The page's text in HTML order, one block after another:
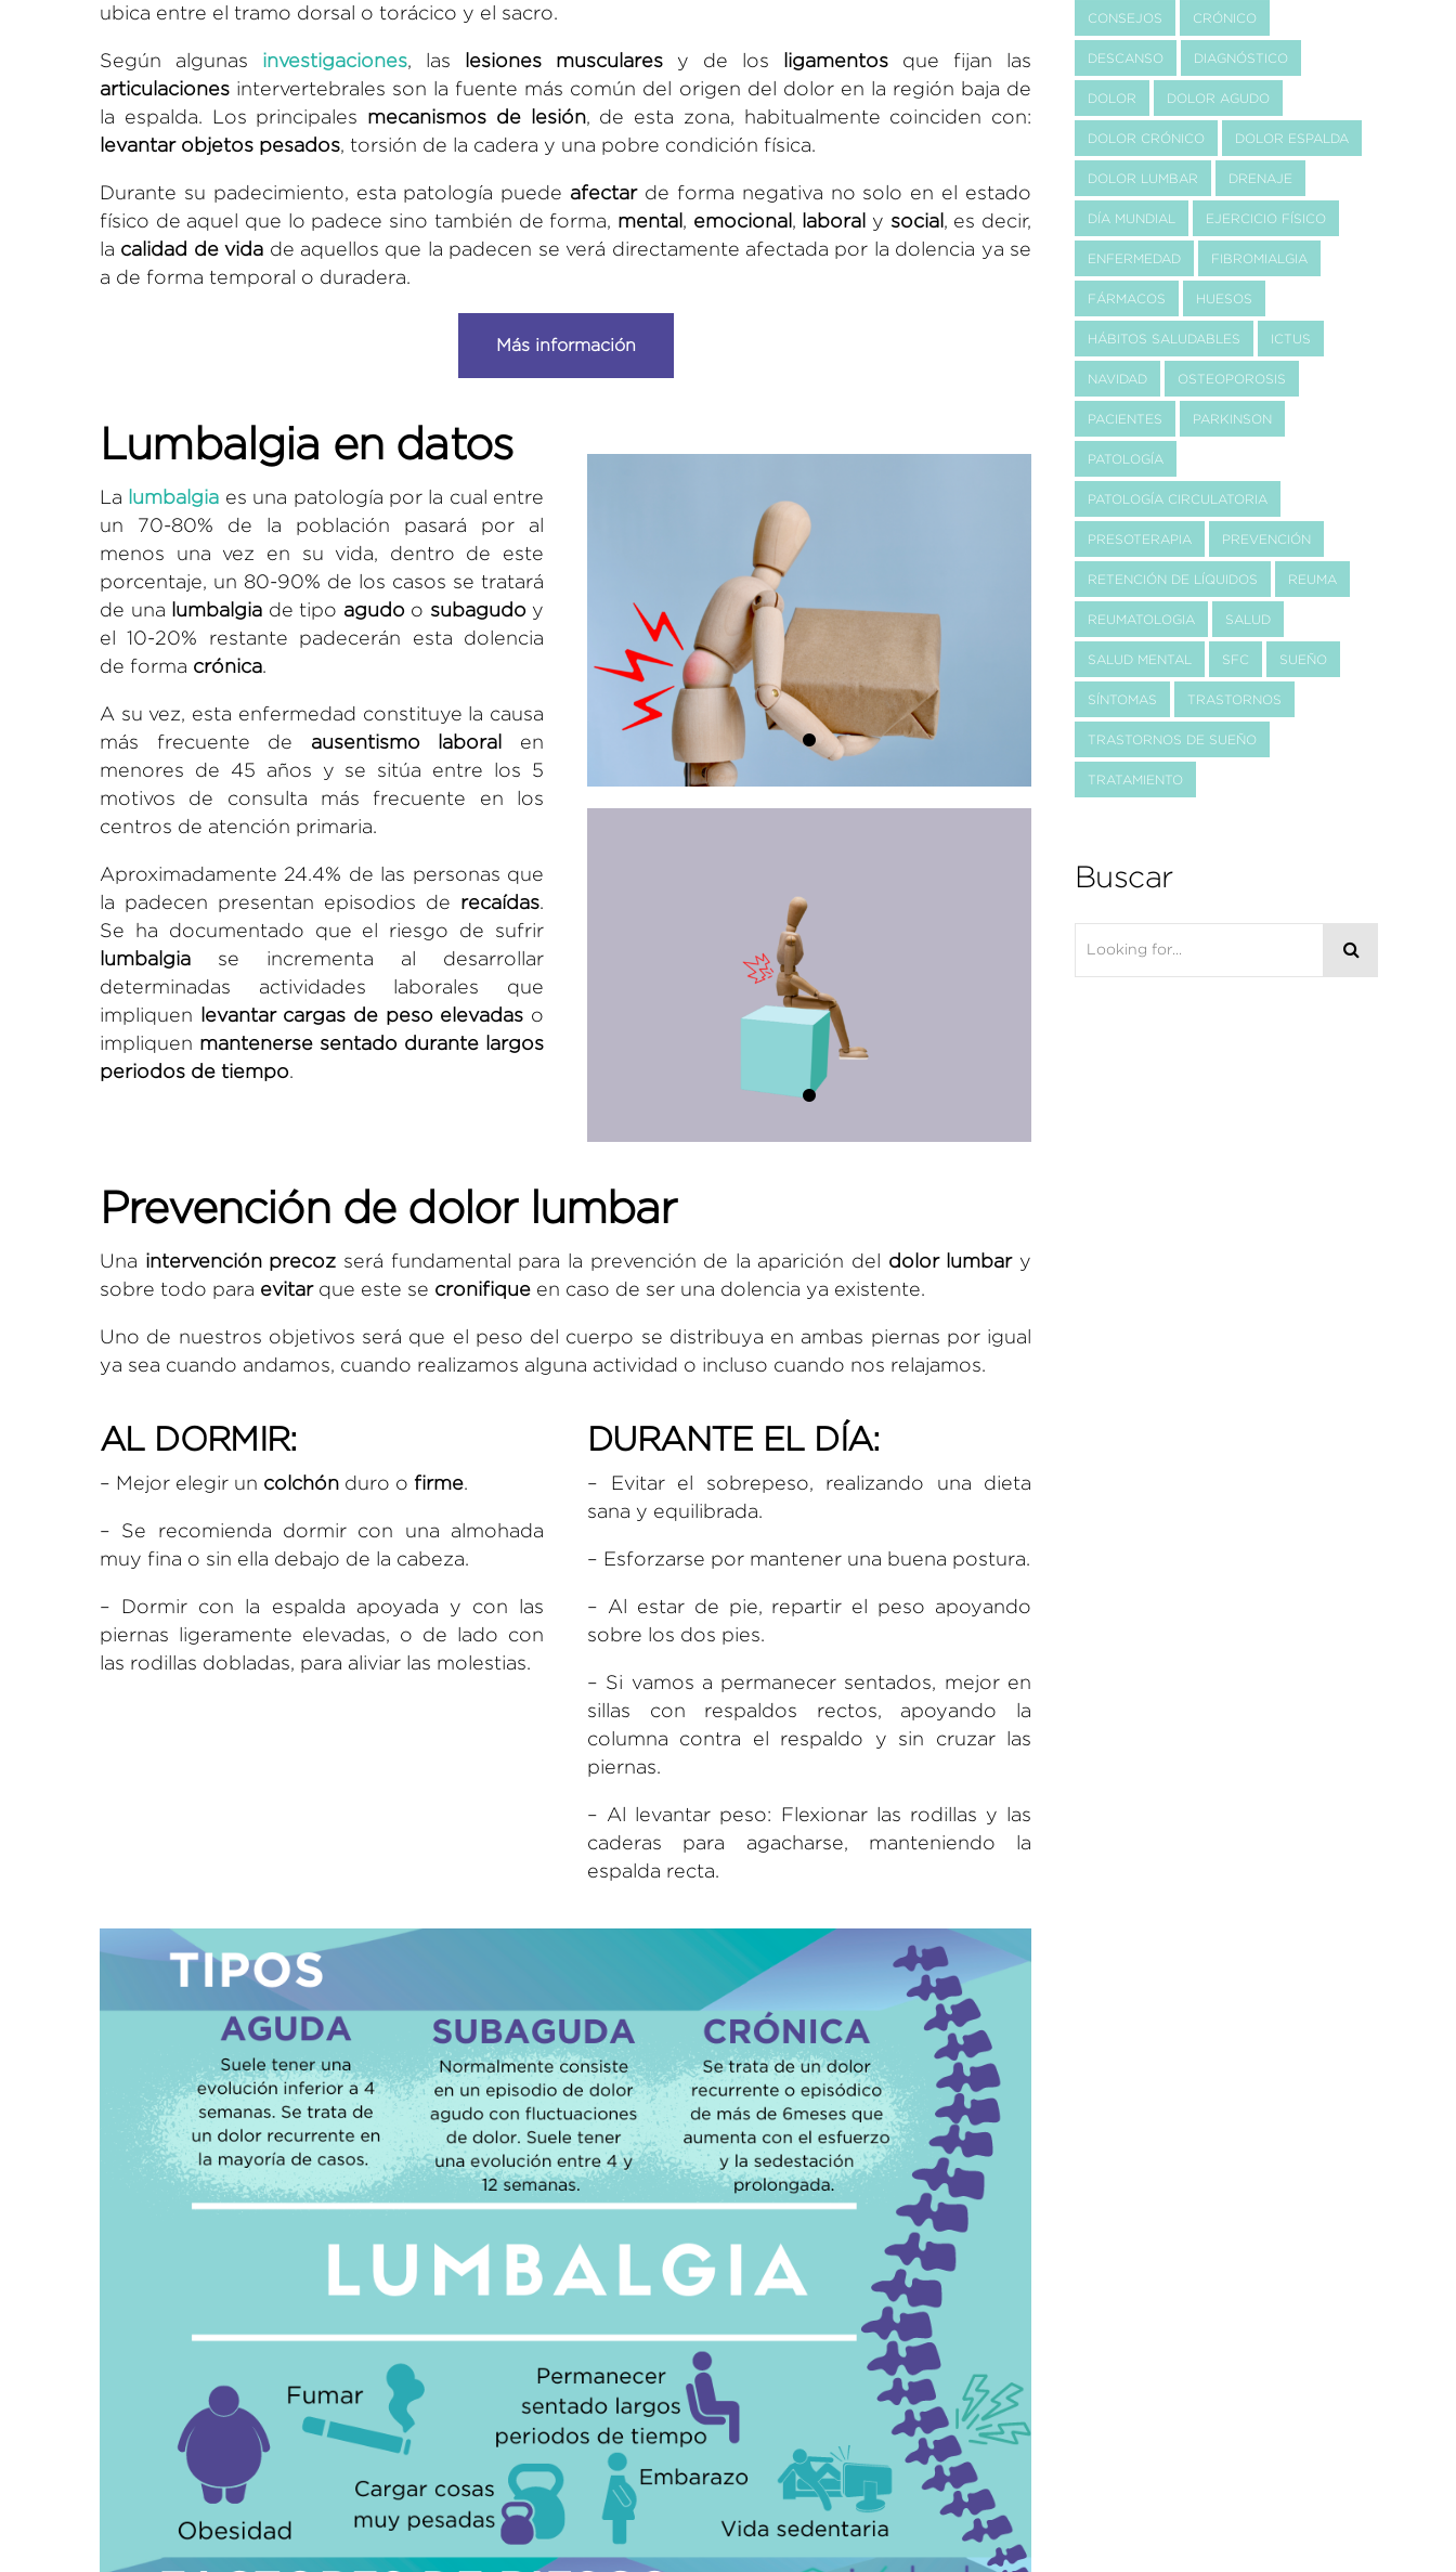
ubica entre el tramo dorsal o torácico y el sacro.
Según algunas investigaciones, las lesiones musculares y de los ligamentos que fijan las
articulaciones intervertebrales son la fuente más común del origen del dolor en la región baja de
la espalda. Los principales mecanismos de lesión, de esta zona, habitualmente coinciden con:
levantar objetos pesados, torsión de la cadera y una pobre condición física.
Durante su padecimiento, esta patología puede afectarde forma negativa no solo en el estado
físico de aquel que lo padece sino también de forma, mental, emocional, laboral y social, es decir,
la calidad de vida de aquellos que la padecen se verá directamente afectada por la dolencia ya se
a de forma temporal o duradera.
Más información
Lumbalgia en datos
La lumbalgia es una patología por la cual entre
un 70-80% de la población pasará por al
menos una vez en su vida, dentro de este
porcentaje, un 80-90% de los casos se tratará
de una lumbalgia de tipo agudoo subagudoy
el 10-20% restante padecerán esta dolencia
de forma crónica.
A su vez, esta enfermedad constituye la causa
más frecuente de ausentismo laboral
en
menores de 45 años y se sitúa entre los 5
motivos de consulta más frecuente en los
centros de atención primaria.
Aproximadamente 24.4% de las personas que
la padecen presentan episodios de recaídas.
Se ha documentado que el riesgo de sufrir
lumbalgia se incrementa al desarrollar
determinadas actividades laborales que
impliquen
levantar cargas de peso elevadas o
impliquen mantenerse sentado durante largos
periodos de tiempo.
Prevención de dolor lumbar
Una intervención precoz será fundamental para la prevención de la aparición del dolor lumbary
sobre todo para evitarque este se cronifique en caso de ser una dolencia ya existente.
Uno de nuestros objetivos será que el peso del cuerpo se distribuya en ambas piernas por igual
ya sea cuando andamos, cuando realizamos alguna actividad o incluso cuando nos relajamos.
AL DORMIR:
– Mejor elegir un colchón duro o firme.
– Se recomienda dormir con una almohada
muy fina o sin ella debajo de la cabeza.
– Dormir con la espalda apoyada y con las
piernas ligeramente elevadas, o de lado con
las rodillas dobladas, para aliviar las molestias.
DURANTE EL DÍA:
– Evitar el sobrepeso, realizando una dieta
sana y equilibrada.
– Esforzarse por mantener una buena postura.
– Al estar de pie, repartir el peso apoyando
sobre los dos pies.
– Si vamos a permanecer sentados, mejor en
sillas con respaldos rectos, apoyando la
columna contra el respaldo y sin cruzar las
piernas.
– Al levantar peso: Flexionar las rodillas y las
caderas para agacharse, manteniendo la
espalda recta.
CONSEJOS CRÓNICO
DESCANSO DIAGNÓSTICO
DOLOR DOLOR AGUDO
DOLOR CRÓNICO DOLOR ESPALDA
DOLOR LUMBAR DRENAJE
DÍA MUNDIAL EJERCICIO FÍSICO
ENFERMEDAD FIBROMIALGIA
FÁRMACOS HUESOS
HÁBITOS SALUDABLES ICTUS
NAVIDAD OSTEOPOROSIS
PACIENTES PARKINSON
PATOLOGÍA
PATOLOGÍA CIRCULATORIA
PRESOTERAPIA PREVENCIÓN
RETENCIÓN DE LÍQUIDOS REUMA
REUMATOLOGIA SALUD
SALUD MENTAL SFC SUEÑO
SÍNTOMAS TRASTORNOS
TRASTORNOS DE SUEÑO
TRATAMIENTO
Buscar